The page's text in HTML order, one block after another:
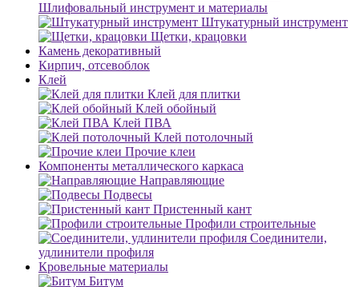
Шлифовальный инструмент и материалы
Штукатурный инструмент
Щетки, крацовки
Камень декоративный
Кирпич, отсевоблок
Клей
Клей для плитки
Клей обойный
Клей ПВА
Клей потолочный
Прочие клеи
Компоненты металлического каркаса
Направляющие
Подвесы
Пристенный кант
Профили строительные
Соединители,
удлинители профиля
Кровельные материалы
Битум